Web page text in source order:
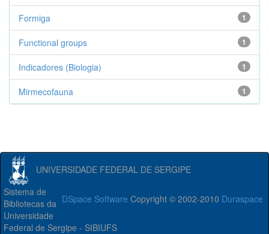
1
Formiga
1
Functional groups
1
Indicadores (Biologia)
1
Mirmecofauna
UNIVERSIDADE FEDERAL DE SERGIPE
DSpace Software Copyright © 2002-2010 Duraspace
Sistema de
Bibliotecas da
Universidade
Federal de Sergipe - SIBIUFS